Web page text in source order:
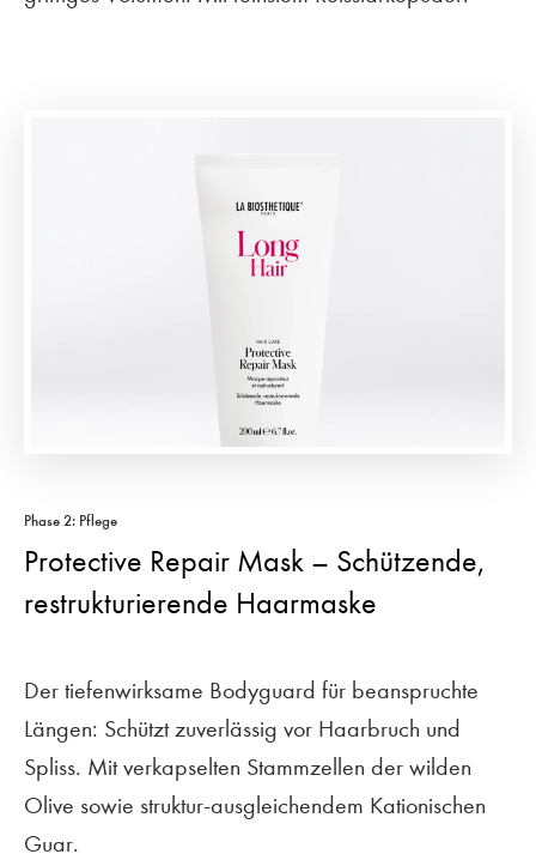
Phase 2: Pflege
Protective Repair Mask – Schützende,
restrukturierende Haarmaske
Der tiefenwirksame Bodyguard für beanspruchte
Längen: Schützt zuverlässig vor Haarbruch und
Spliss. Mit verkapselten Stammzellen der wilden
Olive sowie struktur-ausgleichendem Kationischen
Guar.